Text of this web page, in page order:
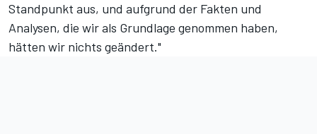
Standpunkt aus, und aufgrund der Fakten und
Analysen, die wir als Grundlage genommen haben,
hätten wir nichts geändert."